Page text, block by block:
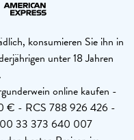
konsumieren Sie ihn in
unter 18 Jahren
online kaufen -
€ - RCS 788 926 426 -
00 33 373 640 007